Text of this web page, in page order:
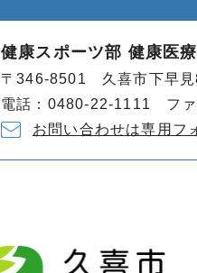
健康スポーツ部 健康医
〒346-8501 久喜市下早見
電話：0480-22-1111 フ
お問い合わせは専用フ